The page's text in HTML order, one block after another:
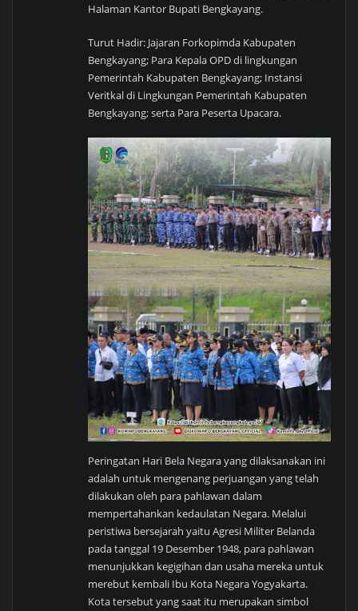
Halaman Kantor Bupati Bengkayang.
Turut Hadir: Jajaran Forkopimda Kabupaten
Bengkayang; Para Kepala OPD di lingkungan
Pemerintah Kabupaten Bengkayang; Instansi
Veritkal di Lingkungan Pemerintah Kabupaten
Bengkayang; serta Para Peserta Upacara.
Peringatan Hari Bela Negara yang dilaksanakan ini
adalah untuk mengenang perjuangan yang telah
dilakukan oleh para pahlawan dalam
mempertahankan kedaulatan Negara. Melalui
peristiwa bersejarah yaitu Agresi Militer Belanda
pada tanggal 19 Desember 1948, para pahlawan
menunjukkan kegigihan dan usaha mereka untuk
merebut kembali Ibu Kota Negara Yogyakarta.
Kota tersebut yang saat itu merupakan simbol